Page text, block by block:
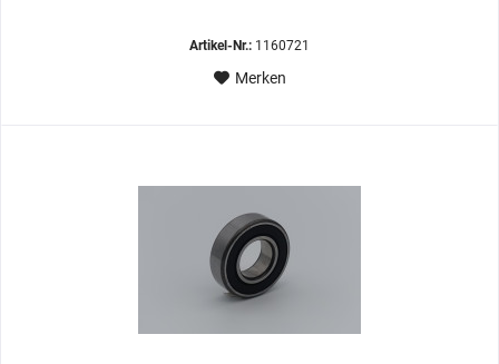
Artikel-Nr.: 1160721
Merken